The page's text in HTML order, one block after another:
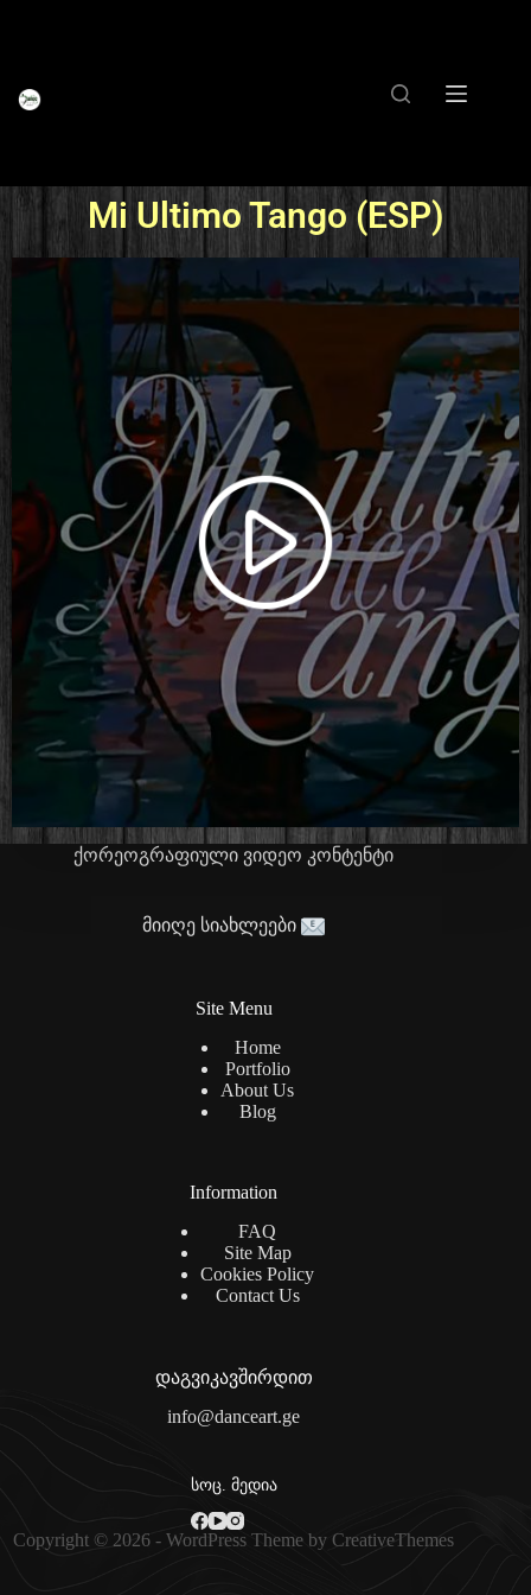
Mi Ultimo Tango (ESP)
ქორეოგრაფიული ვიდეო კონტენტი
მიიღე სიახლეები
Site Menu
Home
Portfolio
About Us
Blog
Information
FAQ
Site Map
Cookies Policy
Contact Us
დაგვიკავშირდით
info@danceart.ge
სოც. მედია
Copyright © 2026 - WordPress Theme by CreativeThemes